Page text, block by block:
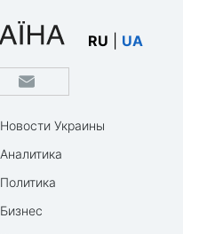
RU UA
Новости Украины
Аналитика
Политика
Бизнес